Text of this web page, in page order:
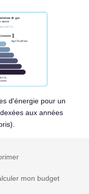
d'énergie pour un
aux années
mon budget